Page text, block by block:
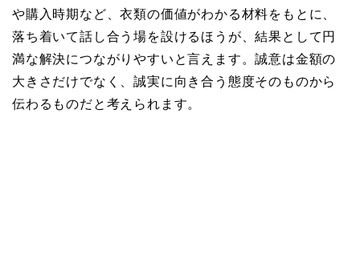
や購入時期など、衣類の価値がわかる材料をもとに、
落ち着いて話し合う場を設けるほうが、結果として円
満な解決につながりやすいと言えます。誠意は金額の
大きさだけでなく、誠実に向き合う態度そのものから
伝わるものだと考えられます。